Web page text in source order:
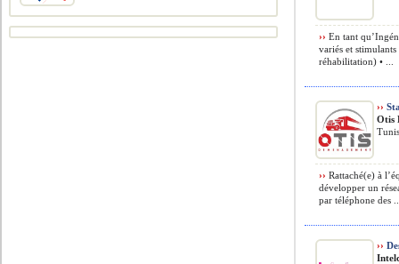
›› En tant
variés et
réhabilitation) • ...
››
Otis
›› Rattaché(e) à
développer un
par téléphone des
››